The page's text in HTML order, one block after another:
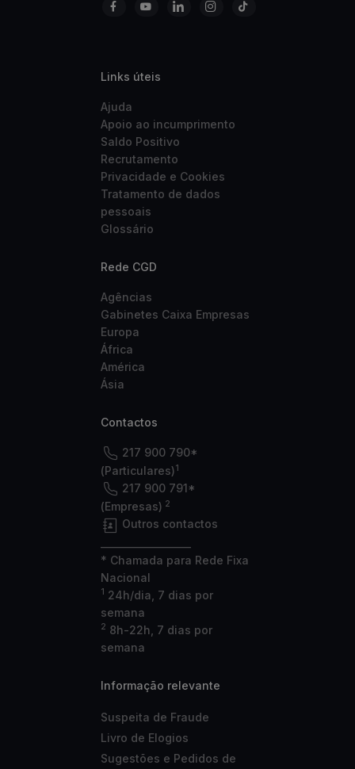
Links úteis
Ajuda
Apoio ao incumprimento
Saldo Positivo
Recrutamento
Privacidade e Cookies
Tratamento de dados
pessoais
Glossário
Rede CGD
Agências
Gabinetes Caixa Empresas
Europa
África
América
Ásia
Contactos
217 900 790*
(Particulares)1
217 900 791*
(Empresas) 2
Outros contactos
* Chamada para Rede Fixa
Nacional
1 24h/dia, 7 dias por
semana
2 8h-22h, 7 dias por
semana
Informação relevante
Suspeita de Fraude
Livro de Elogios
Sugestões e Pedidos de